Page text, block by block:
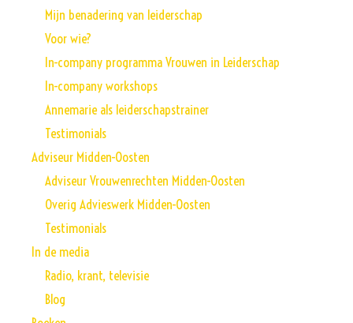
Mijn benadering van leiderschap
Voor wie?
In-company programma Vrouwen in Leiderschap
In-company workshops
Annemarie als leiderschapstrainer
Testimonials
Adviseur Midden-Oosten
Adviseur Vrouwenrechten Midden-Oosten
Overig Advieswerk Midden-Oosten
Testimonials
In de media
Radio, krant, televisie
Blog